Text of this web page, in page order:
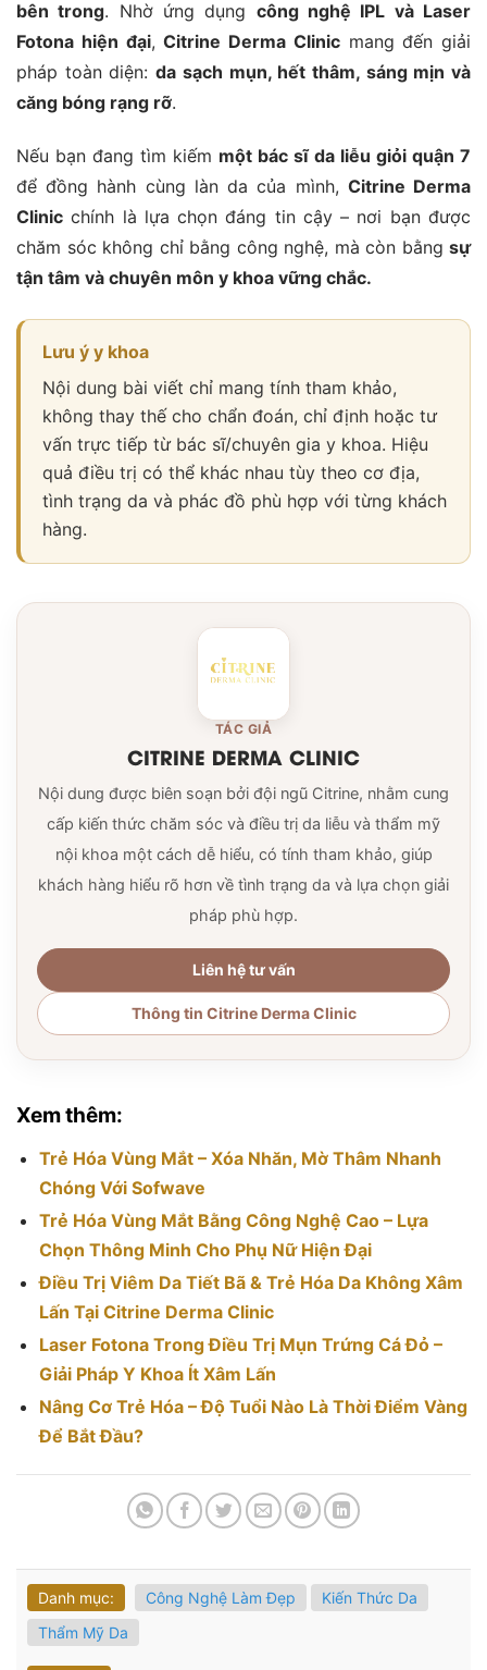
bên trong. Nhờ ứng dụng công nghệ IPL và Laser
Fotona hiện đại,Citrine Derma Clinicmang đến giải
pháp toàn diện:da sạch mụn, hết thâm, sáng mịn và
căng bóng rạng rỡ.
Nếu bạn đang tìm kiếm một bác sĩ da liễu giỏi quận 7
để đồng hành cùng làn da của mình, Citrine Derma
Clinic chính là lựa chọn đáng tin cậy – nơi bạn được
chăm sóc không chỉ bằng công nghệ, mà còn bằng sự
tận tâm và chuyên môn y khoa vững chắc.
Lưu ý y khoa
Nội dung bài viết chỉ mang tính tham khảo,
không thay thế cho chẩn đoán, chỉ định hoặc tư
vấn trực tiếp từ bác sĩ/chuyên gia y khoa. Hiệu
quả điều trị có thể khác nhau tùy theo cơ địa,
tình trạng da và phác đồ phù hợp với từng khách
hàng.
TÁC GIẢ
CITRINE DERMA CLINIC
Nội dung được biên soạn bởi đội ngũ Citrine, nhằm cung
cấp kiến thức chăm sóc và điều trị da liễu và thẩm mỹ
nội khoa một cách dễ hiểu, có tính tham khảo, giúp
khách hàng hiểu rõ hơn về tình trạng da và lựa chọn giải
pháp phù hợp.
Liên hệ tư vấn
Thông tin Citrine Derma Clinic
Xem thêm:
Trẻ Hóa Vùng Mắt – Xóa Nhăn, Mờ Thâm Nhanh
Chóng Với Sofwave
Trẻ Hóa Vùng Mắt Bằng Công Nghệ Cao – Lựa
Chọn Thông Minh Cho Phụ Nữ Hiện Đại
Điều Trị Viêm Da Tiết Bã & Trẻ Hóa Da Không Xâm
Lấn Tại Citrine Derma Clinic
Laser Fotona Trong Điều Trị Mụn Trứng Cá Đỏ –
Giải Pháp Y Khoa Ít Xâm Lấn
Nâng Cơ Trẻ Hóa – Độ Tuổi Nào Là Thời Điểm Vàng
Để Bắt Đầu?
Danh mục: Công Nghệ Làm Đẹp
Kiến Thức Da
Thẩm Mỹ Da